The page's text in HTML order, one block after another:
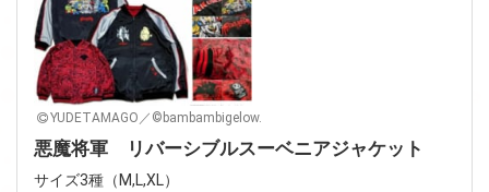
YUDETAMAGO／©bambambigelow.
悪魔将軍 リバーシブルスーベニアジャケット
サイズ3種（M,L,XL）